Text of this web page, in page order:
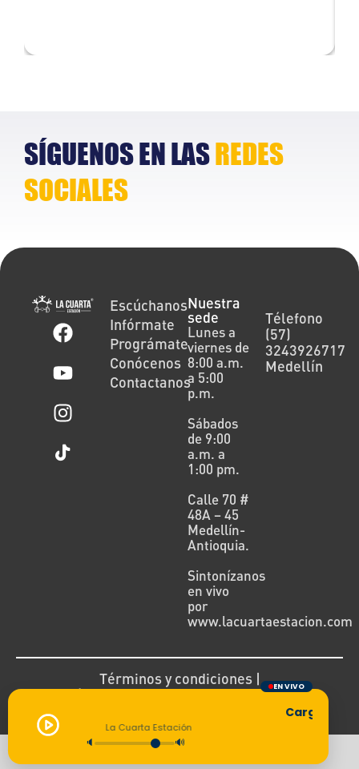
EN VIVO
Cargando
La Cuarta Estación
🔈 🔊
SÍGUENOS EN LASREDES
SOCIALES
Escúchanos
Infórmate
Prográmate
Conócenos
Contactanos
Nuestra
sede
Lunes a
viernes de
8:00 a.m.
a 5:00
p.m.
Sábados
de 9:00
a.m. a
1:00 pm.
Calle 70 #
48A – 45
Medellín-
Antioquia.
Sintonízanos
en vivo
por
www.lacuartaestacion.com
Télefono
(57)
3243926717
Medellín
Términos y condiciones |
Política de devoluciones y reembolsos
Todos los derechos reservados